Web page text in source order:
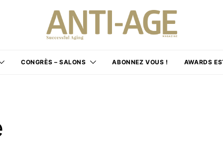
CONGRÈS – SALONS ABONNEZ VOUS ! AWARDS